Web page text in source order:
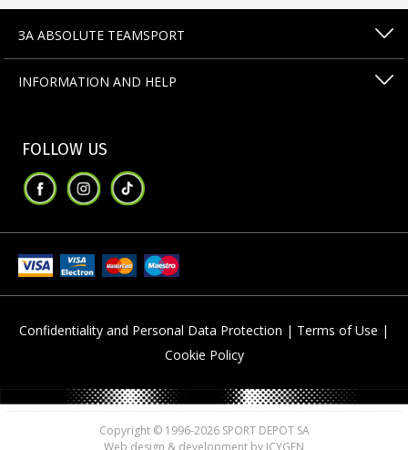
ЗА ABSOLUTE TEAMSPORT
INFORMATION AND HELP
FOLLOW US
Confidentiality and Personal Data Protection | Terms of Use |
Cookie Policy
Copyright © 1996-2026 SPORT DEPOT SA
Web design & development by ICYGEN